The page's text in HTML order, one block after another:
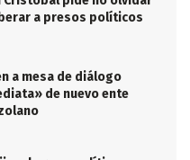
a presos políticos
a mesa de diálogo
de nuevo ente